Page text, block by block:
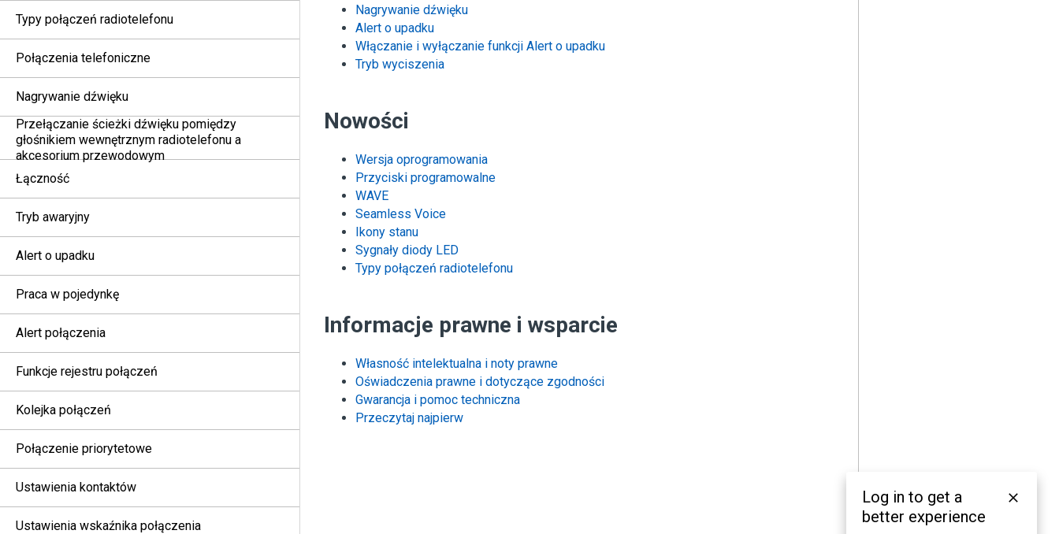
Typy połączeń radiotelefonu
Połączenia telefoniczne
Nagrywanie dźwięku
Przełączanie ścieżki dźwięku pomiędzy
głośnikiem wewnętrznym radiotelefonu a
akcesorium przewodowym
Łączność
Tryb awaryjny
Alert o upadku
Praca w pojedynkę
Alert połączenia
Funkcje rejestru połączeń
Kolejka połączeń
Połączenie priorytetowe
Ustawienia kontaktów
Ustawienia wskaźnika połączenia
Nagrywanie dźwięku
Alert o upadku
Włączanie i wyłączanie funkcji Alert o upadku
Tryb wyciszenia
Nowości
Wersja oprogramowania
Przyciski programowalne
WAVE
Seamless Voice
Ikony stanu
Sygnały diody LED
Typy połączeń radiotelefonu
Informacje prawne i wsparcie
Własność intelektualna i noty prawne
Oświadczenia prawne i dotyczące zgodności
Gwarancja i pomoc techniczna
Przeczytaj najpierw
Log in to get a
better experience